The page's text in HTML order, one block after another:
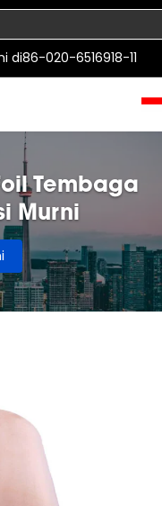
di86-020-6516918-11
Tembaga
Murni